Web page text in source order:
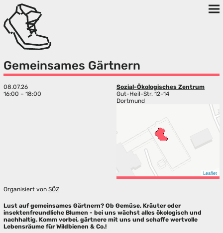
Gemeinsames Gärtnern
08.07.26
16:00 – 18:00
Sozial-Ökologisches Zentrum
Gut-Heil-Str. 12-14
Dortmund
Leaflet
Organisiert vonSÖZ
Lust auf gemeinsames Gärtnern? Ob Gemüse, Kräuter oder
insektenfreundliche Blumen - bei uns wächst alles ökologisch und
nachhaltig. Komm vorbei, gärtnere mit uns und schaffe wertvolle
Lebensräume für Wildbienen & Co.!